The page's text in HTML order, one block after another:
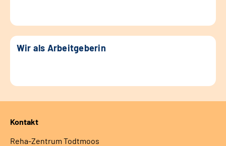
Wir als Arbeitgeberin
Kontakt
Reha-Zentrum Todtmoos